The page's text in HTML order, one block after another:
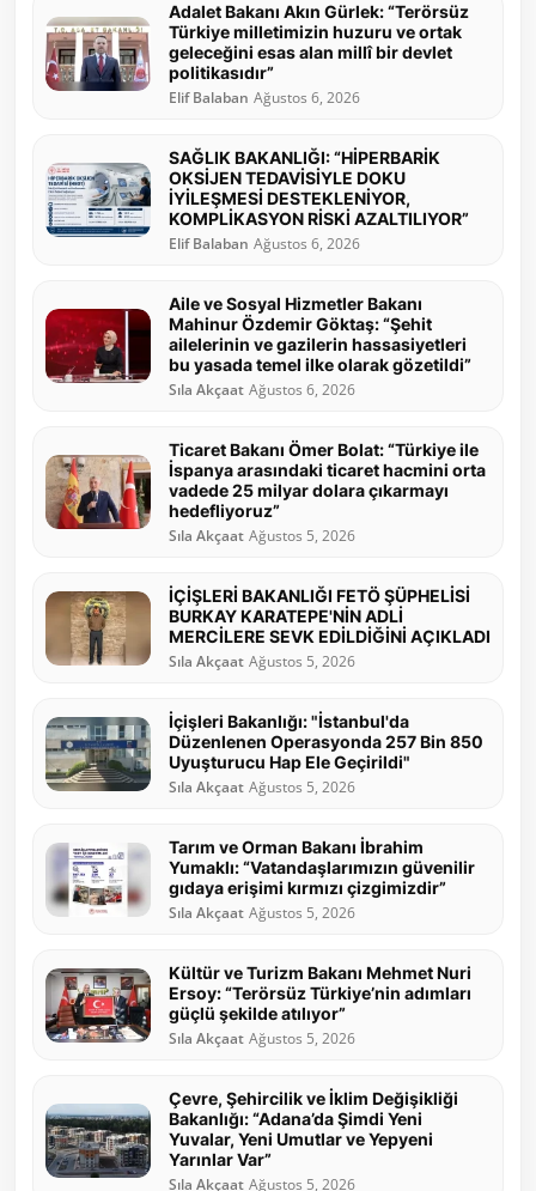
Adalet Bakanı Akın Gürlek: “Terörsüz
Türkiye milletimizin huzuru ve ortak
geleceğini esas alan millî bir devlet
politikasıdır”
Elif Balaban Ağustos 6, 2026
SAĞLIK BAKANLIĞI: “HİPERBARİK
OKSİJEN TEDAVİSİYLE DOKU
İYİLEŞMESİ DESTEKLENİYOR,
KOMPLİKASYON RİSKİ AZALTILIYOR”
Elif Balaban Ağustos 6, 2026
Aile ve Sosyal Hizmetler Bakanı
Mahinur Özdemir Göktaş: “Şehit
ailelerinin ve gazilerin hassasiyetleri
bu yasada temel ilke olarak gözetildi”
Sıla Akçaat Ağustos 6, 2026
Ticaret Bakanı Ömer Bolat: “Türkiye ile
İspanya arasındaki ticaret hacmini orta
vadede 25 milyar dolara çıkarmayı
hedefliyoruz”
Sıla Akçaat Ağustos 5, 2026
İÇİŞLERİ BAKANLIĞI FETÖ ŞÜPHELİSİ
BURKAY KARATEPE'NİN ADLİ
MERCİLERE SEVK EDİLDİĞİNİ AÇIKLADI
Sıla Akçaat Ağustos 5, 2026
İçişleri Bakanlığı: "İstanbul'da
Düzenlenen Operasyonda 257 Bin 850
Uyuşturucu Hap Ele Geçirildi"
Sıla Akçaat Ağustos 5, 2026
Tarım ve Orman Bakanı İbrahim
Yumaklı: “Vatandaşlarımızın güvenilir
gıdaya erişimi kırmızı çizgimizdir”
Sıla Akçaat Ağustos 5, 2026
Kültür ve Turizm Bakanı Mehmet Nuri
Ersoy: “Terörsüz Türkiye’nin adımları
güçlü şekilde atılıyor”
Sıla Akçaat Ağustos 5, 2026
Çevre, Şehircilik ve İklim Değişikliği
Bakanlığı: “Adana’da Şimdi Yeni
Yuvalar, Yeni Umutlar ve Yepyeni
Yarınlar Var”
Sıla Akçaat Ağustos 5, 2026